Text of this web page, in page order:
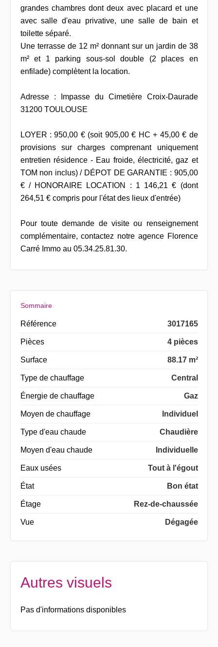
grandes chambres dont deux avec placard et une
avec salle d'eau privative, une salle de bain et
toilette séparé.
Une terrasse de 12 m² donnant sur un jardin de 38
m² et 1 parking sous-sol double (2 places en
enfilade) complètent la location.
Adresse : Impasse du Cimetière Croix-Daurade
31200 TOULOUSE
LOYER : 950,00 € (soit 905,00 € HC + 45,00 € de
provisions sur charges comprenant uniquement
entretien résidence - Eau froide, électricité, gaz et
TOM non inclus) / DÉPOT DE GARANTIE : 905,00
€ / HONORAIRE LOCATION : 1 146,21 € (dont
264,51 € compris pour l'état des lieux d'entrée)
Pour toute demande de visite ou renseignement
complémentaire, contactez notre agence Florence
Carré Immo au 05.34.25.81.30.
Sommaire
Référence 3017165
Pièces 4 pièces
Surface 88.17 m²
Type de chauffage Central
Énergie de chauffage Gaz
Moyen de chauffage Individuel
Type d'eau chaude Chaudière
Moyen d'eau chaude Individuelle
Eaux usées Tout à l'égout
État Bon état
Étage Rez-de-chaussée
Vue Dégagée
Autres visuels
Pas d'informations disponibles